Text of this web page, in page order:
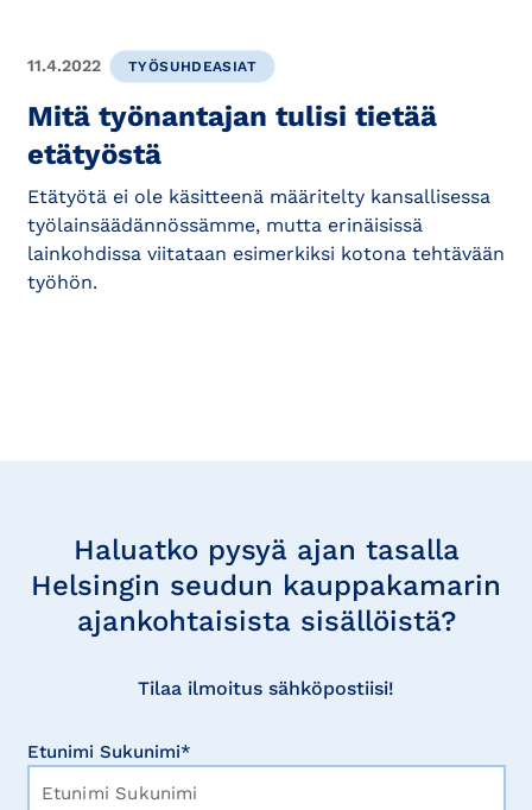
11.4.2022 TYÖSUHDEASIAT
Mitä työnantajan tulisi tietää
etätyöstä
Etätyötä ei ole käsitteenä määritelty kansallisessa
työlainsäädännössämme, mutta erinäisissä
lainkohdissa viitataan esimerkiksi kotona tehtävään
työhön.
Haluatko pysyä ajan tasalla
Helsingin seudun kauppakamarin
ajankohtaisista sisällöistä?
Tilaa ilmoitus sähköpostiisi!
Etunimi Sukunimi*